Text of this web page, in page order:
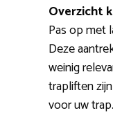
Overzicht
Pas op met
Deze
weinig
trapliften
voor uw